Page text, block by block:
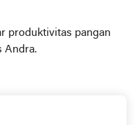
produktivitas pangan
Andra.